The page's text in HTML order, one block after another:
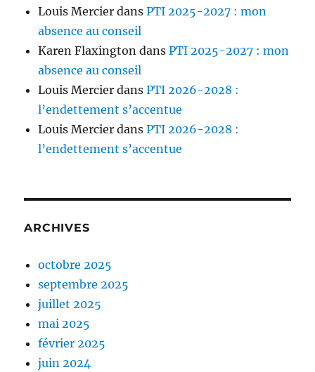
Louis Mercier dansPTI 2025-2027 : mon
absence au conseil
Karen Flaxington dansPTI 2025-2027 : mon
absence au conseil
Louis Mercier dansPTI 2026-2028 :
l’endettement s’accentue
Louis Mercier dansPTI 2026-2028 :
l’endettement s’accentue
ARCHIVES
octobre 2025
septembre 2025
juillet 2025
mai 2025
février 2025
juin 2024